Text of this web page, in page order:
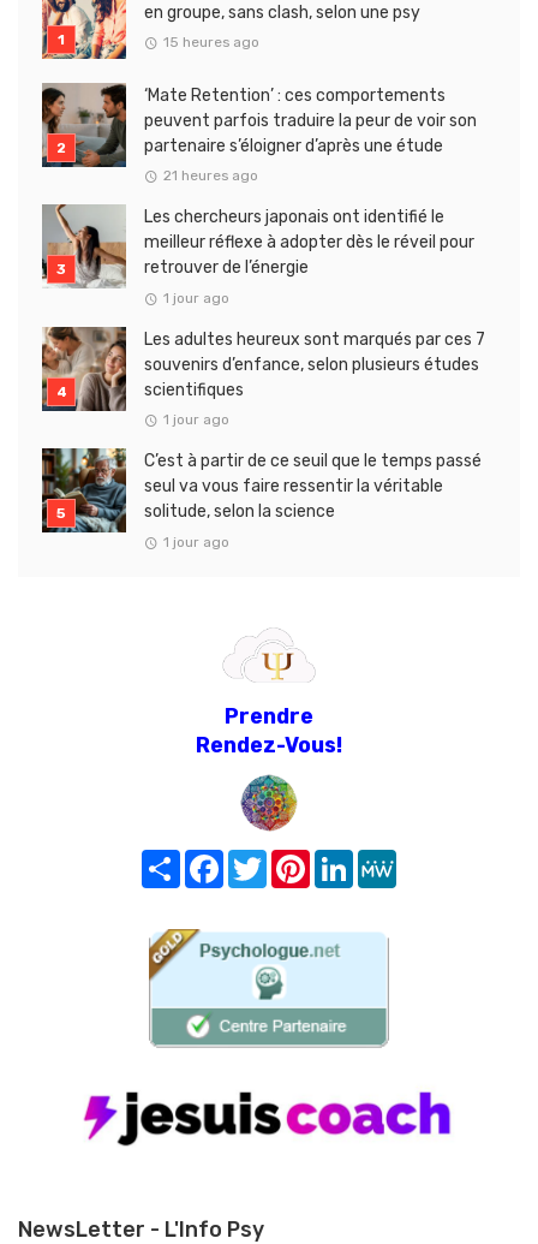
en groupe, sans clash, selon une psy
15 heures ago
‘Mate Retention’ : ces comportements
peuvent parfois traduire la peur de voir son
partenaire s’éloigner d’après une étude
21 heures ago
Les chercheurs japonais ont identifié le
meilleur réflexe à adopter dès le réveil pour
retrouver de l’énergie
1 jour ago
Les adultes heureux sont marqués par ces 7
souvenirs d’enfance, selon plusieurs études
scientifiques
1 jour ago
C’est à partir de ce seuil que le temps passé
seul va vous faire ressentir la véritable
solitude, selon la science
1 jour ago
Prendre
Rendez-Vous!
Share FacebookTwitterPinterest
LinkedIn
NewsLetter - L'Info Psy